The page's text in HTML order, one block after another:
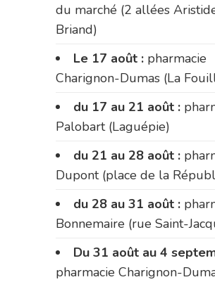
du marché (2 allées
Briand)
Le 17 août : pharmacie
Charignon-Dumas (La
du 17 au 21 août :
Palobart (Laguépie)
du 21 au 28 août :
Dupont (place de la
du 28 au 31 août :
Bonnemaire (rue Saint-
Du 31 août au 4
pharmacie Charignon-